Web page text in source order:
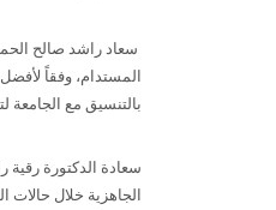
سعاد راشد صالح
المستدام، وفقاً
بالتنسيق مع الجامعة
سعادة الدكتورة
الجاهزية خلال حالات